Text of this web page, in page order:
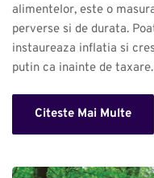
alimentelor, este o
perverse si de durata.
instaureaza inflatia si
putin ca inainte de taxare.
Citeste Mai Multe